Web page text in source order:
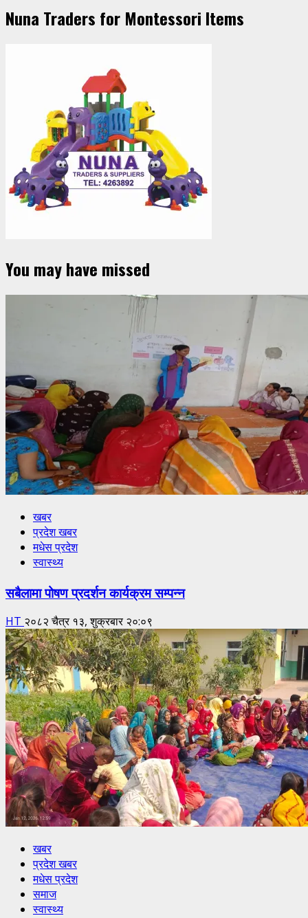
Nuna Traders for Montessori Items
You may have missed
खबर
प्रदेश खबर
मधेस प्रदेश
स्वास्थ्य
सबैलामा पोषण प्रदर्शन कार्यक्रम सम्पन्न
HT २०८२ चैत्र १३, शुक्रबार २०:०९
खबर
प्रदेश खबर
मधेस प्रदेश
समाज
स्वास्थ्य